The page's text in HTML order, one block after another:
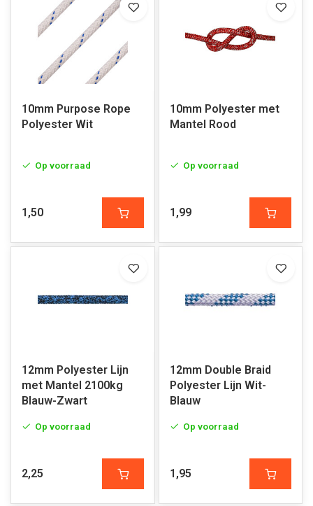
10mm Purpose Rope
Polyester Wit
Op voorraad
1,50
10mm Polyester met
Mantel Rood
Op voorraad
1,99
12mm Polyester Lijn
met Mantel 2100kg
Blauw-Zwart
Op voorraad
2,25
12mm Double Braid
Polyester Lijn Wit-
Blauw
Op voorraad
1,95